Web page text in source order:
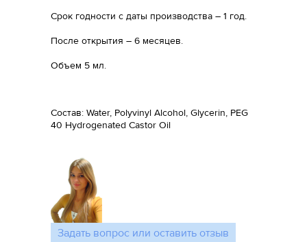
Срок годности с даты производства – 1 год.
После открытия – 6 месяцев.
Объем 5 мл.
Состав: Water, Polyvinyl Alcohol, Glycerin, PEG
40 Hydrogenated Castor Oil
Задать вопрос или оставить отзыв